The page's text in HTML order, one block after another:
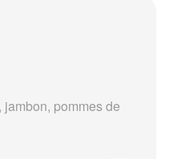
pommes de